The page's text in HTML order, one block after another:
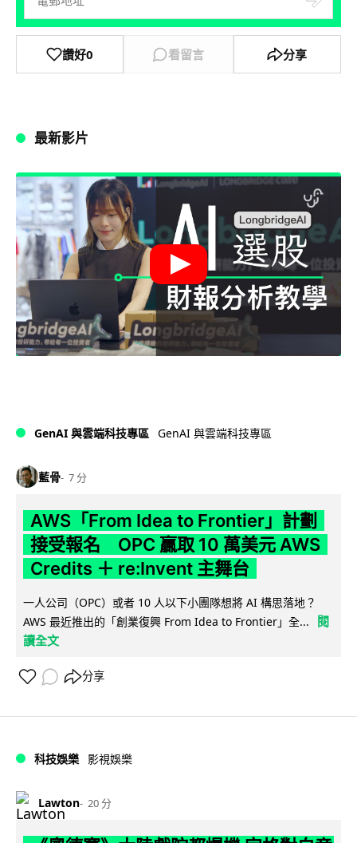
讚好0 看留言 分享
最新影片
GenAI 與雲端科技專區 GenAI 與雲端科技專區
藍骨 7 分
AWS「From Idea to Frontier」計劃
接受報名 OPC 贏取 10 萬美元 AWS
Credits ＋ re:Invent 主舞台
一人公司（OPC）或者 10 人以下小團隊想將 AI 構思落地？
AWS 最近推出的「創業復興 From Idea to Frontier」全...
閱
讀全文
分享
科技娛樂 影視娛樂
Lawton 20 分